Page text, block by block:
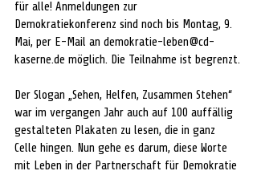
für alle! Anmeldungen zur
Demokratiekonferenz sind noch bis Montag, 9.
Mai, per E-Mail an demokratie-leben@cd-
kaserne.de möglich. Die Teilnahme ist begrenzt.
Der Slogan „Sehen, Helfen, Zusammen Stehen“
war im vergangen Jahr auch auf 100 auffällig
gestalteten Plakaten zu lesen, die in ganz
Celle hingen. Nun gehe es darum, diese Worte
mit Leben in der Partnerschaft für Demokratie